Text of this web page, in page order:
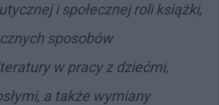
i społecznej roli książki,
sposobów
w pracy z dziećmi,
a także wymiany